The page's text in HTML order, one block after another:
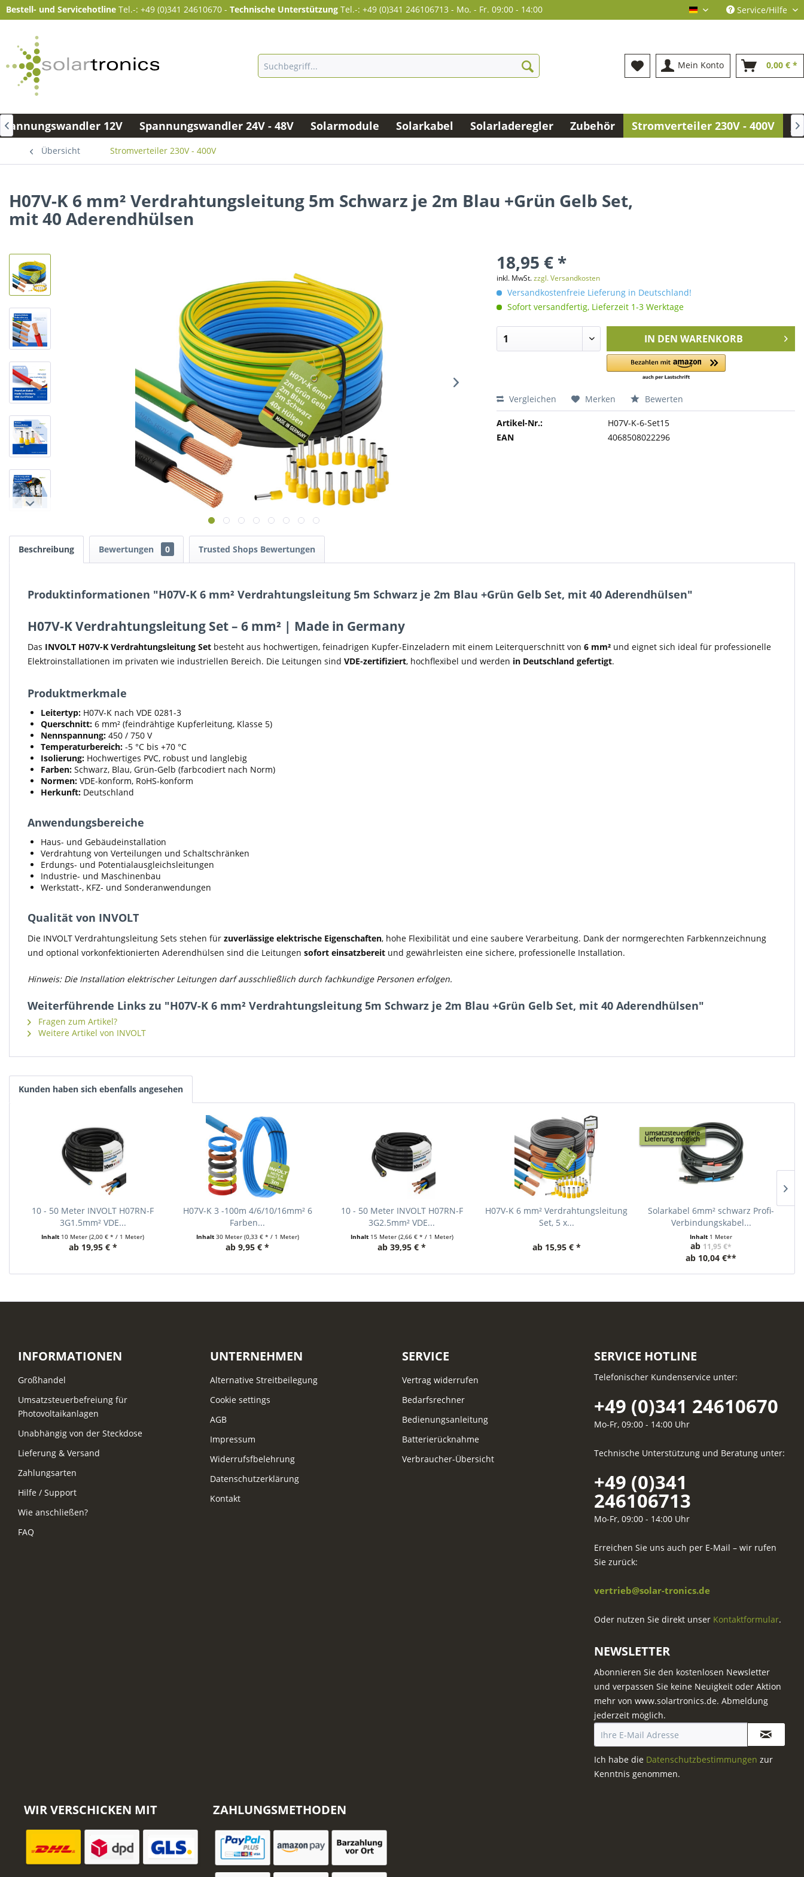
Bestell- und Servicehotline Tel.-: +49 (0)341 24610670 - Technische Unterstützung Tel.-: +49 (0)341 246106713 - Mo. - Fr. 09:00 - 14:00 deutsch Service/Hilfe
Mein Konto 0,00 € *
12V Spannungswandler 24V - 48V Solarmodule Solarkabel Solarladeregler Zubehör Stromverteiler 230V - 400V
 
Übersicht Stromverteiler 230V - 400V
H07V-K 6 mm² Verdrahtungsleitung 5m Schwarz je 2m Blau +Grün Gelb Set,
mit 40 Aderendhülsen
18,95 € *
inkl. MwSt.zzgl. Versandkosten
Versandkostenfreie Lieferung in Deutschland!
Sofort versandfertig, Lieferzeit 1-3 Werktage
IN DEN WARENKORB
Vergleichen Merken Bewerten
Artikel-Nr.:
H07V-K-6-Set15
EAN
4068508022296
Beschreibung Bewertungen 0 Trusted Shops Bewertungen
Produktinformationen "H07V-K 6 mm² Verdrahtungsleitung 5m Schwarz je 2m Blau +Grün Gelb Set, mit 40 Aderendhülsen"
H07V-K Verdrahtungsleitung Set – 6 mm² | Made in Germany
Das INVOLT H07V-K Verdrahtungsleitung Set besteht aus hochwertigen, feinadrigen Kupfer-Einzeladern mit einem Leiterquerschnitt von 6 mm² und eignet sich ideal für professionelle
Elektroinstallationen im privaten wie industriellen Bereich. Die Leitungen sind VDE-zertifiziert, hochflexibel und werden in Deutschland gefertigt.
Produktmerkmale
Leitertyp: H07V-K nach VDE 0281-3
Querschnitt: 6 mm² (feindrähtige Kupferleitung, Klasse 5)
Nennspannung: 450 / 750 V
Temperaturbereich: -5 °C bis +70 °C
Isolierung: Hochwertiges PVC, robust und langlebig
Farben: Schwarz, Blau, Grün-Gelb (farbcodiert nach Norm)
Normen: VDE-konform, RoHS-konform
Herkunft: Deutschland
Anwendungsbereiche
Haus- und Gebäudeinstallation
Verdrahtung von Verteilungen und Schaltschränken
Erdungs- und Potentialausgleichsleitungen
Industrie- und Maschinenbau
Werkstatt-, KFZ- und Sonderanwendungen
Qualität von INVOLT
Die INVOLT Verdrahtungsleitung Sets stehen für zuverlässige elektrische Eigenschaften, hohe Flexibilität und eine saubere Verarbeitung. Dank der normgerechten Farbkennzeichnung
und optional vorkonfektionierten Aderendhülsen sind die Leitungen sofort einsatzbereit und gewährleisten eine sichere, professionelle Installation.
Hinweis: Die Installation elektrischer Leitungen darf ausschließlich durch fachkundige Personen erfolgen.
Weiterführende Links zu "H07V-K 6 mm² Verdrahtungsleitung 5m Schwarz je 2m Blau +Grün Gelb Set, mit 40 Aderendhülsen"
Fragen zum Artikel?
Weitere Artikel von INVOLT
Kunden haben sich ebenfalls angesehen
10 - 50 Meter INVOLT H07RN-F
3G1.5mm² VDE...
Inhalt 10 Meter(2,00 € * / 1 Meter)
ab 19,95 € *
H07V-K 3 -100m 4/6/10/16mm² 6
Farben...
Inhalt 30 Meter (0,33 € * / 1 Meter)
ab 9,95 € *
10 - 50 Meter INVOLT H07RN-F
3G2.5mm² VDE...
Inhalt 15 Meter (2,66 € * / 1 Meter)
ab 39,95 € *
H07V-K 6 mm² Verdrahtungsleitung
Set, 5 x...
ab 15,95 € *
umsatzsteuerfreie
Lieferung möglich
Solarkabel 6mm² schwarz Profi-
Verbindungskabel...
Inhalt 1 Meter
ab 11,95 €*
ab 10,04 €**
INFORMATIONEN
Großhandel
Umsatzsteuerbefreiung für
Photovoltaikanlagen
Unabhängig von der Steckdose
Lieferung & Versand
Zahlungsarten
Hilfe / Support
Wie anschließen?
FAQ
UNTERNEHMEN
Alternative Streitbeilegung
Cookie settings
AGB
Impressum
Widerrufsfbelehrung
Datenschutzerklärung
Kontakt
SERVICE
Vertrag widerrufen
Bedarfsrechner
Bedienungsanleitung
Batterierücknahme
Verbraucher-Übersicht
SERVICE HOTLINE
Telefonischer Kundenservice unter:
+49 (0)341 24610670
Mo-Fr, 09:00 - 14:00 Uhr
Technische Unterstützung und Beratung unter:
+49 (0)341
246106713
Mo-Fr, 09:00 - 14:00 Uhr
Erreichen Sie uns auch per E-Mail – wir rufen
Sie zurück:
vertrieb@solar-tronics.de
Oder nutzen Sie direkt unser Kontaktformular.
NEWSLETTER
Abonnieren Sie den kostenlosen Newsletter
und verpassen Sie keine Neuigkeit oder Aktion
mehr von www.solartronics.de. Abmeldung
jederzeit möglich.
Ich habe die Datenschutzbestimmungen zur
Kenntnis genommen.
WIR VERSCHICKEN MIT ZAHLUNGSMETHODEN